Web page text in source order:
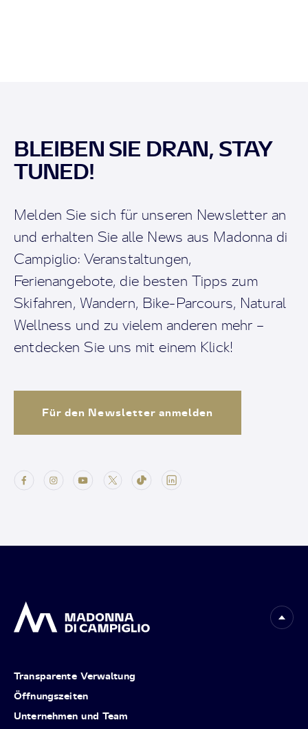
BLEIBEN SIE DRAN, STAY
TUNED!
Melden Sie sich für unseren Newsletter an
und erhalten Sie alle News aus Madonna di
Campiglio: Veranstaltungen,
Ferienangebote, die besten Tipps zum
Skifahren, Wandern, Bike-Parcours, Natural
Wellness und zu vielem anderen mehr –
entdecken Sie uns mit einem Klick!
Für den Newsletter anmelden
Transparente Verwaltung
Öffnungszeiten
Unternehmen und Team